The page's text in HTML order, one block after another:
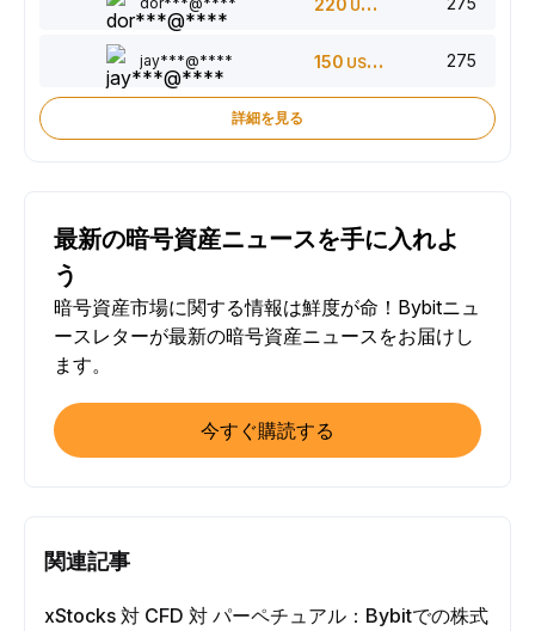
220 USDT
jay***@**** 150 USDT 275
詳細を見る
最新の暗号資産ニュースを手に入れよ
う
暗号資産市場に関する情報は鮮度が命！Bybitニュ
ースレターが最新の暗号資産ニュースをお届けし
ます。
今すぐ購読する
関連記事
xStocks 対 CFD 対 パーペチュアル：Bybitでの株式